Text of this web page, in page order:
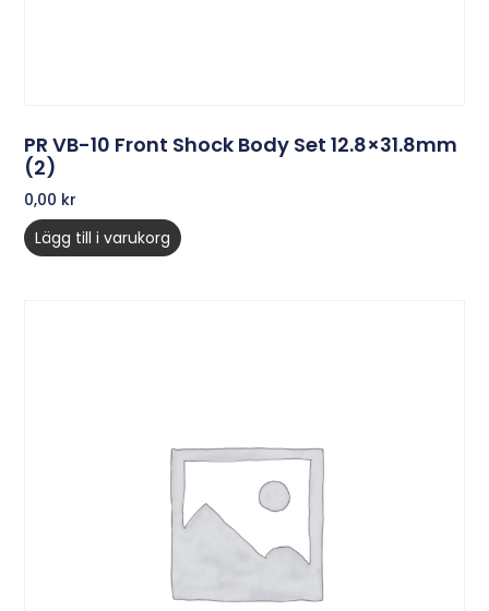
PR VB-10 Front Shock Body Set 12.8×31.8mm
(2)
0,00 kr
Lägg till i varukorg